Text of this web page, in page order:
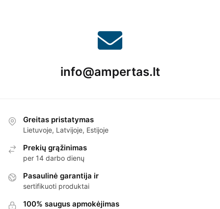
info@ampertas.lt
Greitas pristatymas
Lietuvoje, Latvijoje, Estijoje
Prekių grąžinimas
per 14 darbo dienų
Pasaulinė garantija ir
sertifikuoti produktai
100% saugus apmokėjimas